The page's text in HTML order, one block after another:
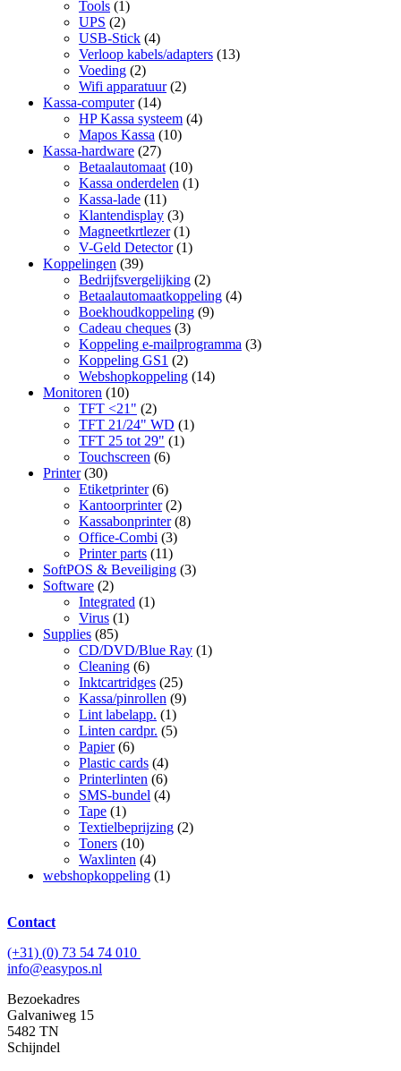
Tools (1)
UPS (2)
USB-Stick (4)
Verloop kabels/adapters (13)
Voeding (2)
Wifi apparatuur (2)
Kassa-computer (14)
HP Kassa systeem (4)
Mapos Kassa (10)
Kassa-hardware (27)
Betaalautomaat (10)
Kassa onderdelen (1)
Kassa-lade (11)
Klantendisplay (3)
Magneetkrtlezer (1)
V-Geld Detector (1)
Koppelingen (39)
Bedrijfsvergelijking (2)
Betaalautomaatkoppeling (4)
Boekhoudkoppeling (9)
Cadeau cheques (3)
Koppeling e-mailprogramma (3)
Koppeling GS1 (2)
Webshopkoppeling (14)
Monitoren (10)
TFT <21" (2)
TFT 21/24" WD (1)
TFT 25 tot 29" (1)
Touchscreen (6)
Printer (30)
Etiketprinter (6)
Kantoorprinter (2)
Kassabonprinter (8)
Office-Combi (3)
Printer parts (11)
SoftPOS & Beveiliging (3)
Software (2)
Integrated (1)
Virus (1)
Supplies (85)
CD/DVD/Blue Ray (1)
Cleaning (6)
Inktcartridges (25)
Kassa/pinrollen (9)
Lint labelapp. (1)
Linten cardpr. (5)
Papier (6)
Plastic cards (4)
Printerlinten (6)
SMS-bundel (4)
Tape (1)
Textielbeprijzing (2)
Toners (10)
Waxlinten (4)
webshopkoppeling (1)
Contact
(+31) (0) 73 54 74 010
info@easypos.nl
Bezoekadres
Galvaniweg 15
5482 TN
Schijndel